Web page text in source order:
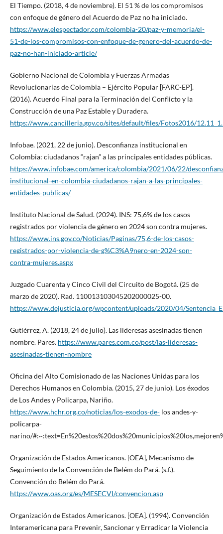
El Tiempo. (2018, 4 de noviembre). El 51 % de los compromisos
con enfoque de género del Acuerdo de Paz no ha iniciado.
https://www.elespectador.com/colombia-20/paz-y-memoria/el-
51-de-los-compromisos-con-enfoque-de-genero-del-acuerdo-de-
paz-no-han-iniciado-article/
Gobierno Nacional de Colombia y Fuerzas Armadas
Revolucionarias de Colombia – Ejército Popular [FARC-EP].
(2016). Acuerdo Final para la Terminación del Conflicto y la
Construcción de una Paz Estable y Duradera.
https://www.cancilleria.gov.co/sites/default/files/Fotos2016/
Infobae. (2021, 22 de junio). Desconfianza institucional en
Colombia: ciudadanos “rajan” a las principales entidades públicas.
https://www.infobae.com/america/colombia/2021/06/22/
institucional-en-colombia-ciudadanos-rajan-a-las-principales-
entidades-publicas/
Instituto Nacional de Salud. (2024). INS: 75,6% de los casos
registrados por violencia de género en 2024 son contra mujeres.
https://www.ins.gov.co/Noticias/Paginas/75,6-de-los-casos-
registrados-por-violencia-de-g%C3%A9nero-en-2024-son-
contra-mujeres.aspx
Juzgado Cuarenta y Cinco Civil del Circuito de Bogotá. (25 de
marzo de 2020). Rad. 110013103045202000025-00.
https://www.dejusticia.org/wpcontent/uploads/2020/04/
Gutiérrez, A. (2018, 24 de julio). Las lideresas asesinadas tienen
nombre. Pares. https://www.pares.com.co/post/las-lideresas-
asesinadas-tienen-nombre
Oficina del Alto Comisionado de las Naciones Unidas para los
Derechos Humanos en Colombia. (2015, 27 de junio). Los éxodos
de Los Andes y Policarpa, Nariño.
https://www.hchr.org.co/noticias/los-exodos-de-los andes-y-
policarpa-
narino/
Organización de Estados Americanos. [OEA], Mecanismo de
Seguimiento de la Convención de Belém do Pará. (s.f.).
Convención do Belém do Pará.
https://www.oas.org/es/MESECVI/convencion.asp
Organización de Estados Americanos. [OEA]. (1994). Convención
Interamericana para Prevenir, Sancionar y Erradicar la Violencia